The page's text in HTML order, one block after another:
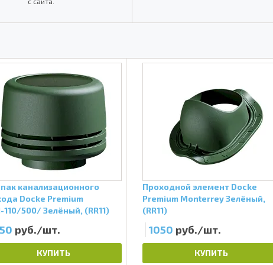
канализационного
Docke Premium
110/500/ Зелёный, (RR11)
руб./шт.
КУПИТЬ
Проходной элемент Docke
Premium Monterrey Зелёный,
(RR11)
1050 руб./шт.
КУПИТЬ